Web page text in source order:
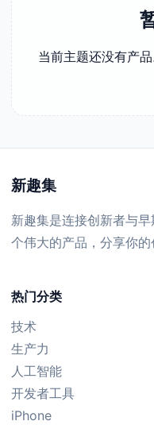
当前主题还没有产
新趣集
新趣集是连接创新者与
个伟大的产品，分享你的
热门分类
技术
生产力
人工智能
开发者工具
iPhone